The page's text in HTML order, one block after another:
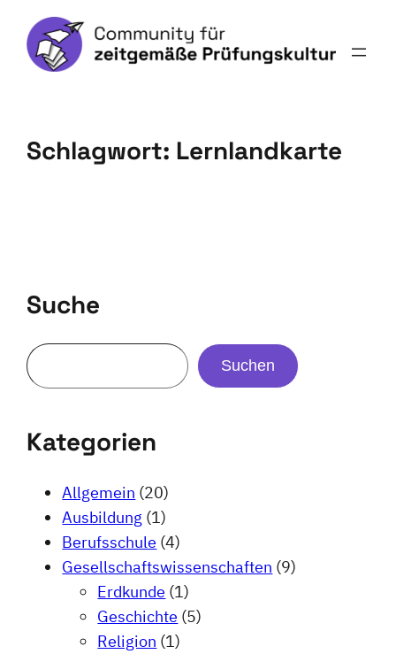
Schlagwort: Lernlandkarte
Suche
Suchen
Kategorien
Allgemein (20)
Ausbildung (1)
Berufsschule (4)
Gesellschaftswissenschaften (9)
Erdkunde (1)
Geschichte (5)
Religion (1)